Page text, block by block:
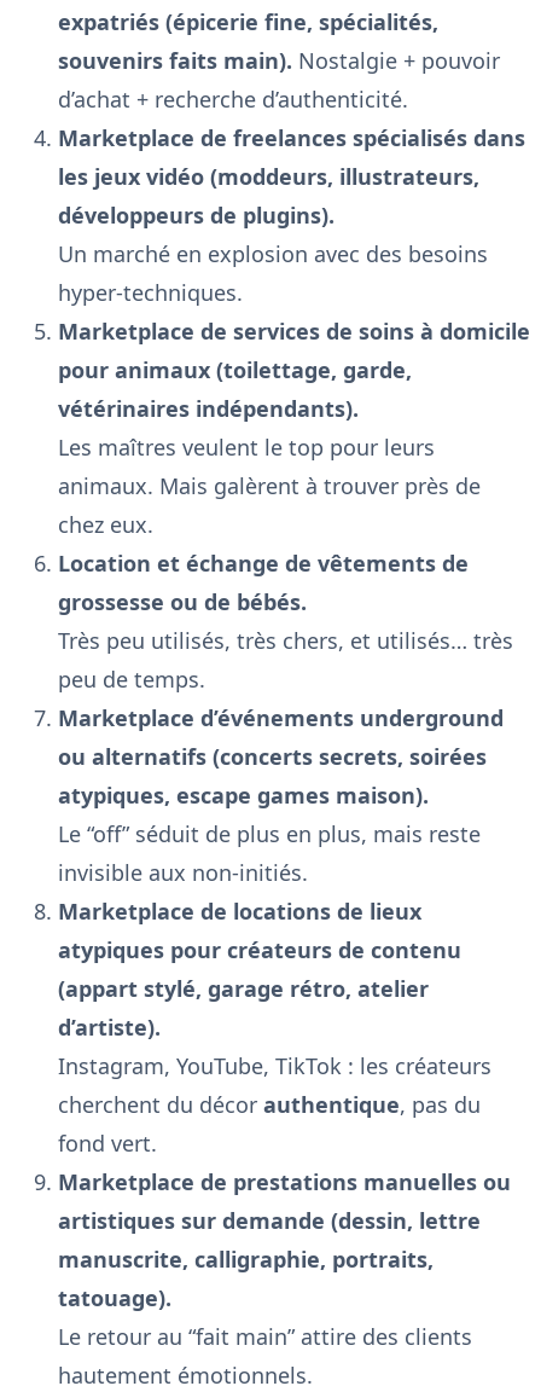
expatriés (épicerie fine, spécialités,
souvenirs faits main). Nostalgie + pouvoir
d’achat + recherche d’authenticité.
Marketplace de freelances spécialisés dans
les jeux vidéo (moddeurs, illustrateurs,
développeurs de plugins).
Un marché en explosion avec des besoins
hyper-techniques.
Marketplace de services de soins à domicile
pour animaux (toilettage, garde,
vétérinaires indépendants).
Les maîtres veulent le top pour leurs
animaux. Mais galèrent à trouver près de
chez eux.
Location et échange de vêtements de
grossesse ou de bébés.
Très peu utilisés, très chers, et utilisés… très
peu de temps.
Marketplace d’événements underground
ou alternatifs (concerts secrets, soirées
atypiques, escape games maison).
Le “off” séduit de plus en plus, mais reste
invisible aux non-initiés.
Marketplace de locations de lieux
atypiques pour créateurs de contenu
(appart stylé, garage rétro, atelier
d’artiste).
Instagram, YouTube, TikTok : les créateurs
cherchent du décor authentique, pas du
fond vert.
Marketplace de prestations manuelles ou
artistiques sur demande (dessin, lettre
manuscrite, calligraphie, portraits,
tatouage).
Le retour au “fait main” attire des clients
hautement émotionnels.